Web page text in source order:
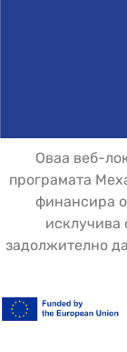
Оваа веб-
програмата
финансира
задолжително